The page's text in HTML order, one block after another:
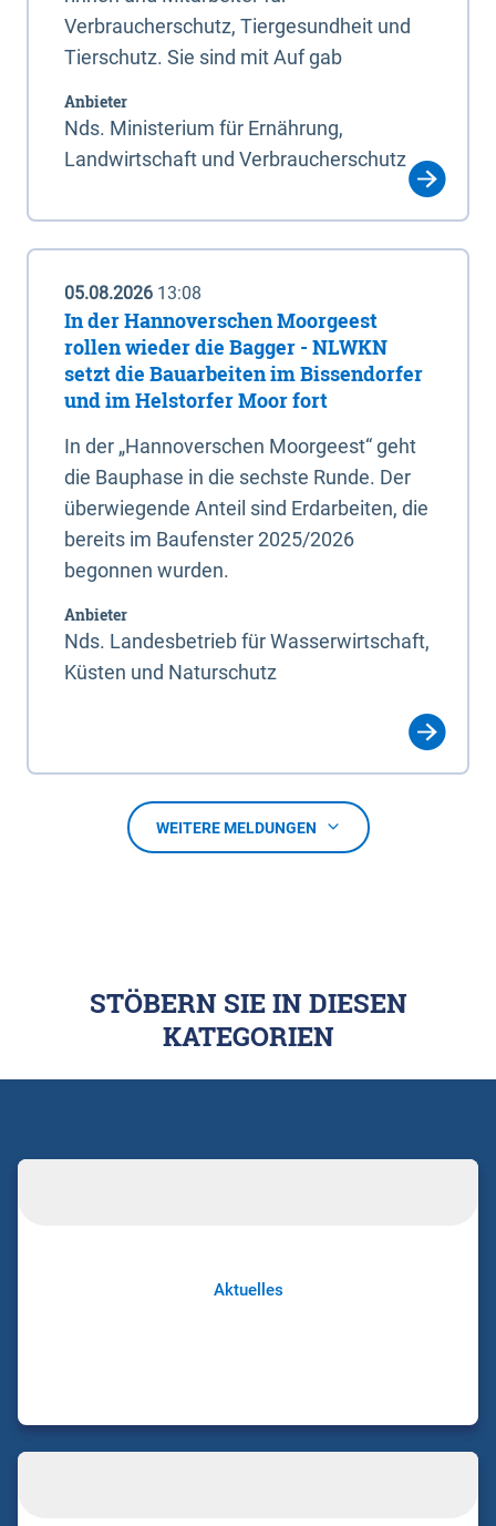
Verbraucherschutz, Tiergesundheit und
Tierschutz. Sie sind mit Auf gab
Anbieter
Nds. Ministerium für Ernährung,
Landwirtschaft und Verbraucherschutz
05.08.2026 13:08
In der Hannoverschen Moorgeest
rollen wieder die Bagger - NLWKN
setzt die Bauarbeiten im Bissendorfer
und im Helstorfer Moor fort
In der „Hannoverschen Moorgeest“ geht
die Bauphase in die sechste Runde. Der
überwiegende Anteil sind Erdarbeiten, die
bereits im Baufenster 2025/2026
begonnen wurden.
Anbieter
Nds. Landesbetrieb für Wasserwirtschaft,
Küsten und Naturschutz
WEITERE MELDUNGEN
STÖBERN SIE IN DIESEN
KATEGORIEN
Aktuelles